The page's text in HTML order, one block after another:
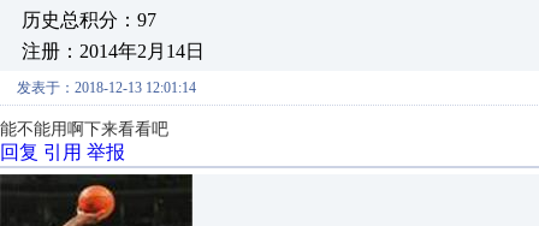
历史总积分：97
注册：2014年2月14日
发表于：2018-12-13 12:01:14
能不能用啊下来看看吧
回复 引用 举报